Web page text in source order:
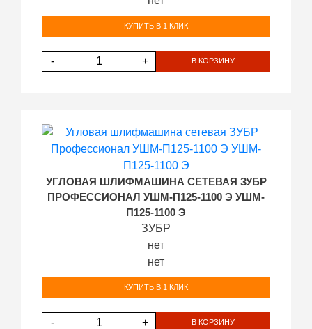
КУПИТЬ В 1 КЛИК
- + В КОРЗИНУ
УГЛОВАЯ ШЛИФМАШИНА СЕТЕВАЯ ЗУБР
ПРОФЕССИОНАЛ УШМ-П125-1100 Э УШМ-
П125-1100 Э
ЗУБР
нет
нет
КУПИТЬ В 1 КЛИК
- + В КОРЗИНУ